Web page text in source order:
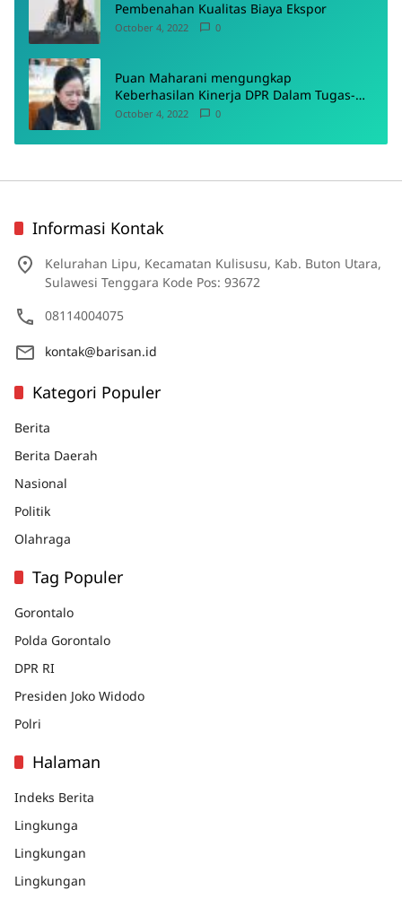
Pembenahan Kualitas Biaya Ekspor
October 4, 2022 0
Puan Maharani mengungkap
Keberhasilan Kinerja DPR Dalam Tugas-
Tugas Pokoknya
October 4, 2022 0
Informasi Kontak
Kelurahan Lipu, Kecamatan Kulisusu, Kab. Buton Utara,
Sulawesi Tenggara Kode Pos: 93672
08114004075
kontak@barisan.id
Kategori Populer
Berita
Berita Daerah
Nasional
Politik
Olahraga
Tag Populer
Gorontalo
Polda Gorontalo
DPR RI
Presiden Joko Widodo
Polri
Halaman
Indeks Berita
Lingkunga
Lingkungan
Lingkungan